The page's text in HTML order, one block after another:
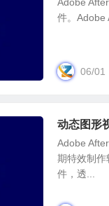
件。Adobe
06/01
动态图形
Adobe
期特效制作
件，透...